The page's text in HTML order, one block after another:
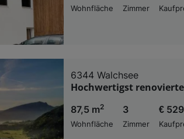
Wohnfläche
Zimmer
6344 Walchsee
Hochwertigst
87,5 m2
Wohnfläche
3
Zimmer
€